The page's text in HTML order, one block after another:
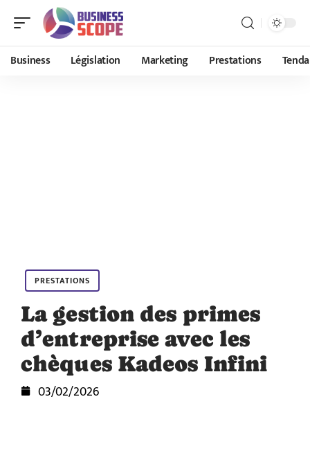
Business Législation Marketing Prestations
PRESTATIONS
La gestion des primes
d’entreprise avec les
chèques Kadeos Infini
03/02/2026